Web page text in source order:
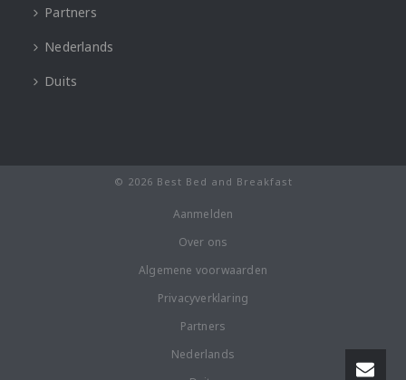
Partners
Nederlands
Duits
© 2026 Best Bed and Breakfast
Aanmelden
Over ons
Algemene voorwaarden
Privacyverklaring
Partners
Nederlands